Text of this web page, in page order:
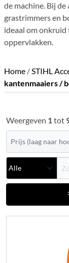
de machine. Bij
grastrimmers en
ideaal om onkruid
oppervlakken.
Home /STIHL
kantenmaaiers /
Weergeven 1tot